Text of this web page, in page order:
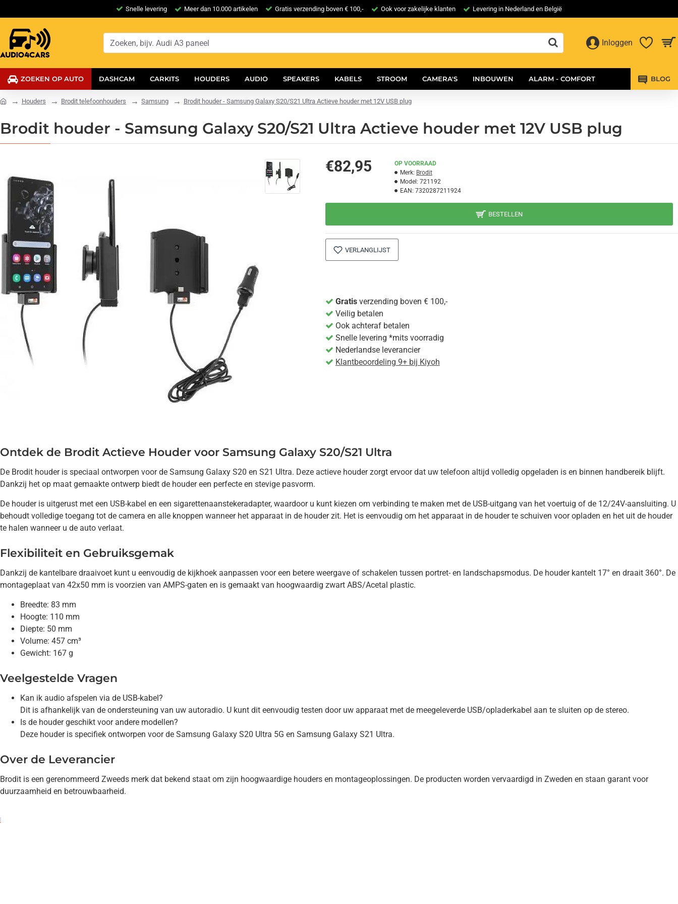
Snelle levering Meer dan 10.000 artikelen Gratis verzending boven € 100,- Ook voor zakelijke klanten Levering in Nederland en België
Inloggen
ZOEKEN OP AUTO DASHCAM CARKITS HOUDERS AUDIO SPEAKERS KABELS STROOM CAMERA'S INBOUWEN ALARM - COMFORT BLOG
Houders Brodit telefoonhouders Samsung Brodit houder - Samsung Galaxy S20/S21 Ultra Actieve houder met 12V USB plug
Brodit houder - Samsung Galaxy S20/S21 Ultra Actieve houder met 12V USB plug
€82,95
OP VOORRAAD
Merk: Brodit
Model: 721192
EAN: 7320287211924
BESTELLEN
VERLANGLIJST
Gratisverzending boven € 100,-
Veilig betalen
Ook achteraf betalen
Snelle levering *mits voorradig
Nederlandse leverancier
Klantbeoordeling 9+ bij Kiyoh
Ontdek de Brodit Actieve Houder voor Samsung Galaxy S20/S21 Ultra
De Brodit houder is speciaal ontworpen voor de Samsung Galaxy S20 en S21 Ultra. Deze actieve houder zorgt ervoor dat uw telefoon altijd volledig opgeladen is en binnen handbereik blijft.
Dankzij het op maat gemaakte ontwerp biedt de houder een perfecte en stevige pasvorm.
De houder is uitgerust met een USB-kabel en een sigarettenaanstekeradapter, waardoor u kunt kiezen om verbinding te maken met de USB-uitgang van het voertuig of de 12/24V-aansluiting. U
behoudt volledige toegang tot de camera en alle knoppen wanneer het apparaat in de houder zit. Het is eenvoudig om het apparaat in de houder te schuiven voor opladen en het uit de houder
te halen wanneer u de auto verlaat.
Flexibiliteit en Gebruiksgemak
Dankzij de kantelbare draaivoet kunt u eenvoudig de kijkhoek aanpassen voor een betere weergave of schakelen tussen portret- en landschapsmodus. De houder kantelt 17° en draait 360°. De
montageplaat van 42x50 mm is voorzien van AMPS-gaten en is gemaakt van hoogwaardig zwart ABS/Acetal plastic.
Breedte: 83 mm
Hoogte: 110 mm
Diepte: 50 mm
Volume: 457 cm³
Gewicht: 167 g
Veelgestelde Vragen
Kan ik audio afspelen via de USB-kabel?
Dit is afhankelijk van de ondersteuning van uw autoradio. U kunt dit eenvoudig testen door uw apparaat met de meegeleverde USB/opladerkabel aan te sluiten op de stereo.
Is de houder geschikt voor andere modellen?
Deze houder is specifiek ontworpen voor de Samsung Galaxy S20 Ultra 5G en Samsung Galaxy S21 Ultra.
Over de Leverancier
Brodit is een gerenommeerd Zweeds merk dat bekend staat om zijn hoogwaardige houders en montageoplossingen. De producten worden vervaardigd in Zweden en staan garant voor
duurzaamheid en betrouwbaarheid.